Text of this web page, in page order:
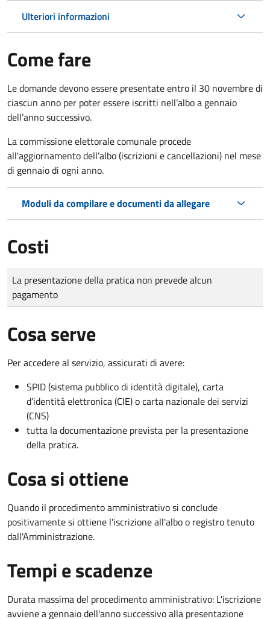
Ulteriori informazioni
Come fare
Le domandedevono essere presentate entro il 30 novembre di
ciascun anno per poter essere iscritti nell’albo a gennaio
dell’anno successivo.
La commissione elettorale comunale procede
all'aggiornamento dell’albo (iscrizioni e cancellazioni) nel mese
di gennaio di ogni anno.
Moduli da compilare e documenti da allegare
Costi
Tipo di pagamento
Importo
La presentazione della pratica non prevede alcun
pagamento
Cosa serve
Per accedere al servizio, assicurati di avere:
SPID (sistema pubblico di identità digitale), carta
d’identità elettronica (CIE) o carta nazionale dei servizi
(CNS)
tutta la documentazione prevista per la presentazione
della pratica.
Cosa si ottiene
Quando il procedimento amministrativo si conclude
positivamente si ottiene l'iscrizione all'albo o registro tenuto
dall'Amministrazione.
Tempi e scadenze
Durata massima del procedimento amministrativo: L'iscrizione
avviene a gennaio dell'anno successivo alla presentazione